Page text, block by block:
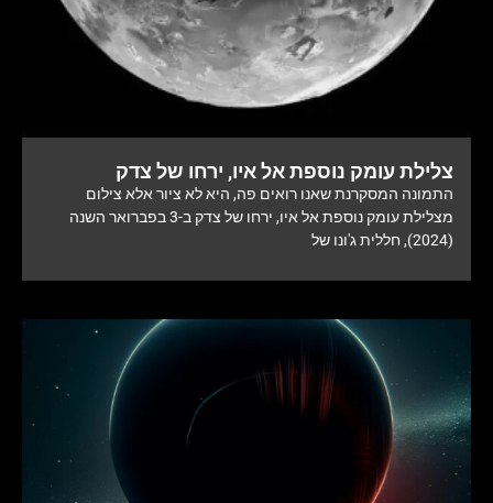
צלילת עומק נוספת אל איו, ירחו של צדק
התמונה המסקרנת שאנו רואים פה, היא לא ציור אלא צילום
מצלילת עומק נוספת אל איו, ירחו של צדק ב-3 בפברואר השנה
(2024), חללית ג'ונו של